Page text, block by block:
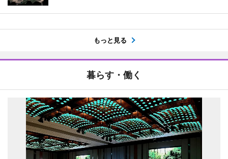
もっと見る
暮らす・働く